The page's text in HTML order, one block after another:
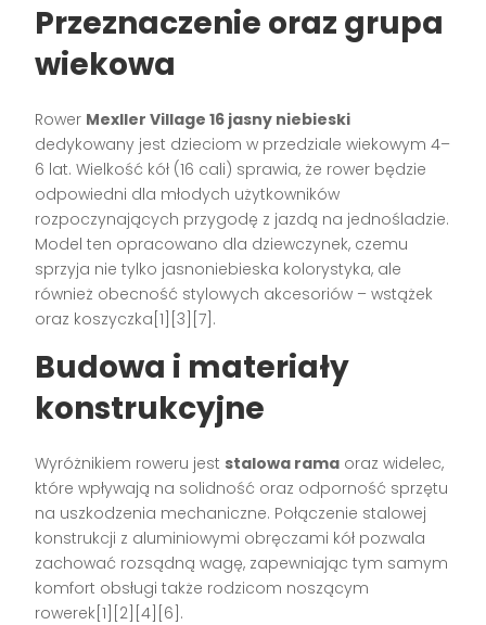
Przeznaczenie oraz grupa
wiekowa
Rower Mexller Village 16 jasny niebieski
dedykowany jest dzieciom w przedziale wiekowym 4–
6 lat. Wielkość kół (16 cali) sprawia, że rower będzie
odpowiedni dla młodych użytkowników
rozpoczynających przygodę z jazdą na jednośladzie.
Model ten opracowano dla dziewczynek, czemu
sprzyja nie tylko jasnoniebieska kolorystyka, ale
również obecność stylowych akcesoriów – wstążek
oraz koszyczka[1][3][7].
Budowa i materiały
konstrukcyjne
Wyróżnikiem roweru jest stalowa rama oraz widelec,
które wpływają na solidność oraz odporność sprzętu
na uszkodzenia mechaniczne. Połączenie stalowej
konstrukcji z aluminiowymi obręczami kół pozwala
zachować rozsądną wagę, zapewniając tym samym
komfort obsługi także rodzicom noszącym
rowerek[1][2][4][6].